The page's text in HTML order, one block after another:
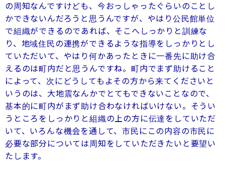
の周知なんですけども、今おっしゃったぐらいのことし
かできないんだろうと思うんですが、やはり公民館単位
で組織ができるのであれば、そこへしっかりと訓練な
り、地域住民の連携ができるような指導をしっかりとし
ていただいて、やはり何かあったときに一番先に助け合
えるのは町内だと思うんですね。町内でまず助けること
によって、次にどうしてもよその方から来てくださいと
いうのは、大地震なんかでとてもできないことなので、
基本的に町内がまず助け合わなければいけない。そうい
うところをしっかりと組織の上の方に伝達をしていただ
いて、いろんな機会を通して、市民にこの内容の市民に
必要な部分については周知をしていただきたいと要望い
たします。